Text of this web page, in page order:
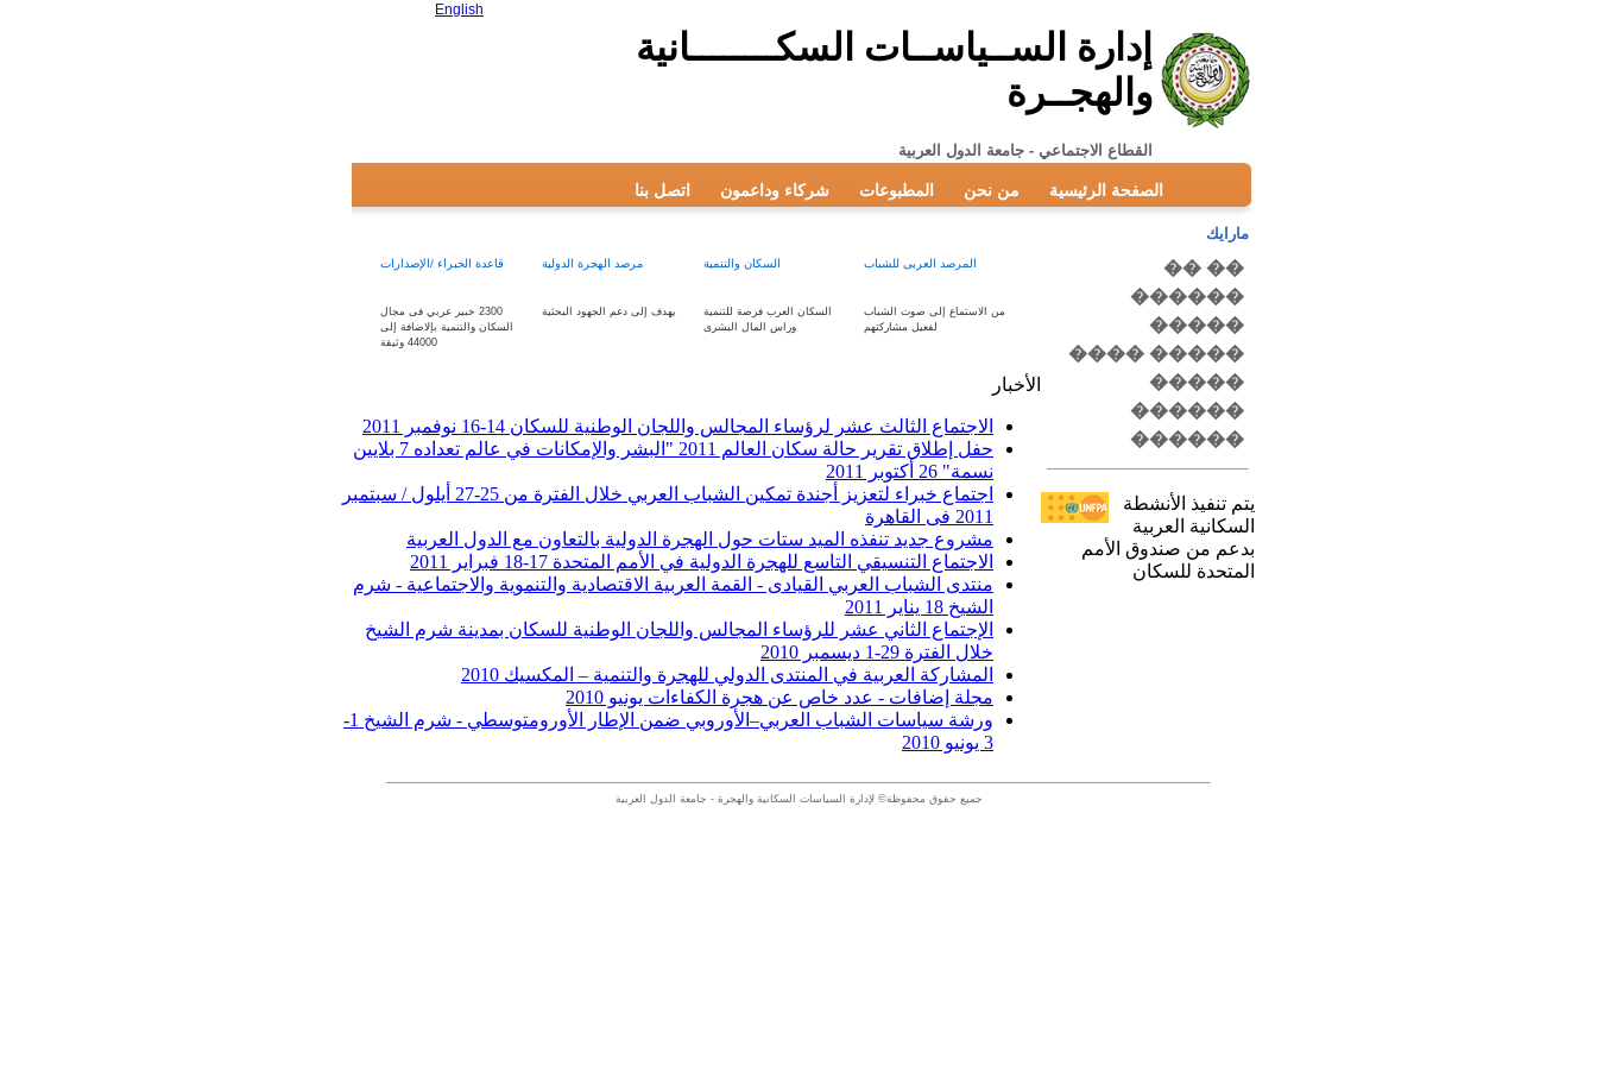
إدارة الســياســات السكــــــــانية
والهجــرة
القطاع الاجتماعي - جامعة الدول العربية
English
الصفحة الرئيسية من نحن المطبوعات شركاء وداعمون اتصل بنا
مارايك
يتم تنفيذ الأنشطة
السكانية العربية
بدعم من صندوق الأمم
المتحدة للسكان
المرصد العربى للشباب السكان والتنمية مرصد الهجرة الدولية قاعدة الخبراء /الإصدارات
من الاستماع إلى صوت الشباب
لفعيل مشاركتهم
السكان العرب فرصة للتنمية
وراس المال البشرى
يهدف إلى دعم الجهود البحثية
2300 خبير عربي فى مجال
السكان والتنمية بإلاضافة إلى
44000 وثيقة
الأخبار
الاجتماع الثالث عشر لرؤساء المجالس واللجان الوطنية للسكان 14-16 نوفمبر 2011
حفل إطلاق تقرير حالة سكان العالم 2011 "البشر والإمكانات في عالم تعداده 7 بلايين
نسمة" 26 أكتوبر 2011
اجتماع خبراء لتعزيز أجندة تمكين الشباب العربي خلال الفترة من 25-27 أيلول / سبتمبر
2011 فى القاهرة
مشروع جديد تنفذه الميد ستات حول الهجرة الدولية بالتعاون مع الدول العربية
الاجتماع التنسيقي التاسع للهجرة الدولية في الأمم المتحدة 17-18 فبراير 2011
منتدى الشباب العربي القيادى - القمة العربية الاقتصادية والتنموية والاجتماعية - شرم
الشيخ 18 يناير 2011
الإجتماع الثاني عشر للرؤساء المجالس واللجان الوطنية للسكان بمدينة شرم الشيخ
خلال الفترة 29-1 ديسمبر 2010
المشاركة العربية في المنتدى الدولي للهجرة والتنمية – المكسيك 2010
مجلة إضافات - عدد خاص عن هجرة الكفاءات يونيو 2010
ورشة سياسات الشباب العربي–الأوروبي ضمن الإطار الأورومتوسطي - شرم الشيخ 1-
3 يونيو 2010
جميع حقوق محفوظة© لإدارة السياسات السكانية والهجرة - جامعة الدول العربية